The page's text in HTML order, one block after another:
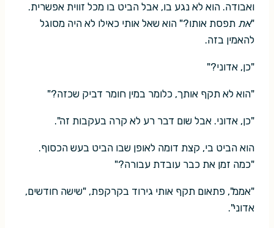
ואבודה. הוא לא נגע בו, אבל הביט בו מכל זווית אפשרית.
"את תפסת אותו?" הוא שאל אותי כאילו לא היה מסוגל
להאמין בזה.
"כן, אדוני?"
"הוא לא תקף אותך, כלומר במין חומר דביק שכזה?"
"כן, אדוני. אבל שום דבר רע לא קרה בעקבות זה".
הוא הביט בי, קצת דומה לאופן שבו הביט בעש הכסוף.
"כמה זמן את כבר עובדת עבורה?"
"אממ", פתאום תקף אותי גירוד בקרקפת, "שישה חודשים,
אדוני".